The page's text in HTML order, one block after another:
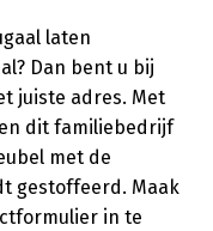
laten
Dan bent u bij
juiste adres. Met
dit familiebedrijf
met de
gestoffeerd. Maak
in te